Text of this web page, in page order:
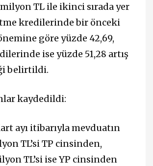
milyon TL ile ikinci sırada yer
kredilerinde bir önceki
göre yüzde 42,69,
ise yüzde 51,28 artış
belirtildi.
kaydedildi:
ayı itibarıyla mevduatın
TL’si TP cinsinden,
TL’si ise YP cinsinden